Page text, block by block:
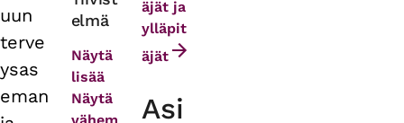
tabs
uun
terve
ysas
eman
elmä
Näytä
lisää
Näytä
vähem
äjät ja
ylläpit
äjät
Asi